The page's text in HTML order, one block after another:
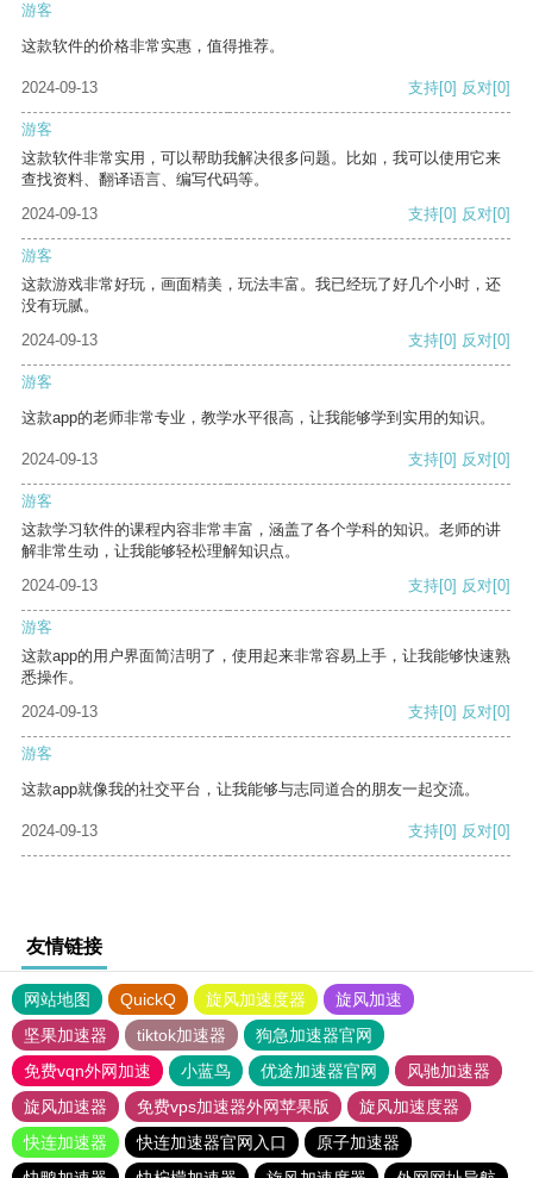
游客
这款软件的价格非常实惠，值得推荐。
2024-09-13 支持[0] 反对[0]
游客
这款软件非常实用，可以帮助我解决很多问题。比如，我可以使用它来
查找资料、翻译语言、编写代码等。
2024-09-13
支持[0] 反对[0]
游客
这款游戏非常好玩，画面精美，玩法丰富。我已经玩了好几个小时，还
没有玩腻。
2024-09-13
支持[0] 反对[0]
游客
这款app的老师非常专业，教学水平很高，让我能够学到实用的知识。
2024-09-13 支持[0] 反对[0]
游客
这款学习软件的课程内容非常丰富，涵盖了各个学科的知识。老师的讲
解非常生动，让我能够轻松理解知识点。
2024-09-13
支持[0] 反对[0]
游客
这款app的用户界面简洁明了，使用起来非常容易上手，让我能够快速熟
悉操作。
2024-09-13
支持[0] 反对[0]
游客
这款app就像我的社交平台，让我能够与志同道合的朋友一起交流。
2024-09-13 支持[0] 反对[0]
友情链接
网站地图 QuickQ 旋风加速度器
旋风加速
坚果加速器
tiktok加速器
狗急加速器官网
免费vqn外网加速
小蓝鸟 优途加速器官网
风驰加速器
旋风加速器
免费vps加速器外网苹果版
旋风加速度器
快连加速器
快连加速器官网入口
原子加速器